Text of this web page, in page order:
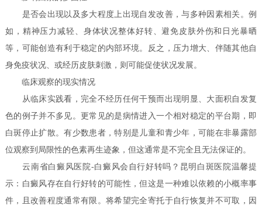
是否会出现以及多大程度上出现自发改善，与多种因素相关。例
如，精神压力减轻、身体状况整体好转、避免皮肤外伤和日光暴晒
等，可能创造有利于稳定的内部环境。反之，压力增大、伴随其他自
身免疫状况、或经历皮肤刺激，则可能促使状况发展。
临床观察的现实情况
从临床实践看，完全不经历任何干预而出现明显、大面积自发复
色的例子并不多见。更常见的是病情进入一个相对稳定的平台期，即
白斑停止扩散。有少数患者，特别是儿童和青少年，可能在非暴露部
位观察到局限性的色素再生迹象，但这通常是不完全且无法保证的。
云南省白癜风医院-白癜风会自行好转吗？昆明白斑医院温馨提
示：白癜风存在自行好转的可能性，但这是一种难以依赖的小概率事
件，且改善程度通常有限。将希望完全寄托于自行恢复并不可取，因